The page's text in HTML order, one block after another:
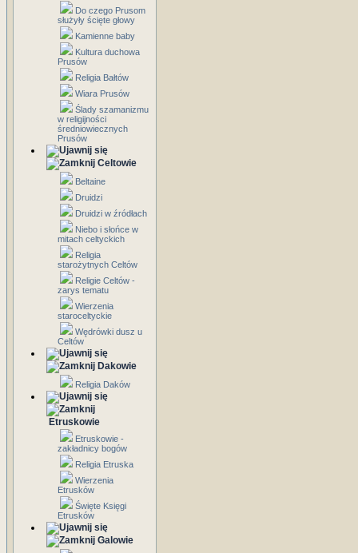
Do czego Prusom
służyły ścięte głowy
Kamienne baby
Kultura duchowa
Prusów
Religia Bałtów
Wiara Prusów
Ślady szamanizmu
w religijności
średniowiecznych
Prusów
Celtowie
Beltaine
Druidzi
Druidzi w źródłach
Niebo i słońce w
mitach celtyckich
Religia
starożytnych Celtów
Religie Celtów -
zarys tematu
Wierzenia
staroceltyckie
Wędrówki dusz u
Celtów
Dakowie
Religia Daków
Etruskowie
Etruskowie -
zakładnicy bogów
Religia Etruska
Wierzenia
Etrusków
Święte Księgi
Etrusków
Galowie